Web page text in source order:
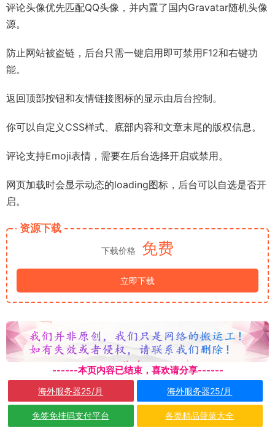
评论头像优先匹配QQ头像，并内置了国内Gravatar随机头像
源。
防止网站被盗链，后台只需一键启用即可禁用F12和右键功
能。
返回顶部按钮和友情链接图标的显示由后台控制。
你可以自定义CSS样式、底部内容和文章末尾的版权信息。
评论支持Emoji表情，需要在后台选择开启或禁用。
网页加载时会显示动态的loading图标，后台可以自选是否开
启。
资源下载
下载价格 免费
立即下载
------本页内容已结束，喜欢请分享------
海外服务器25/月 海外服务器25/月
免签免挂码支付平台 各类精品菠菜大全